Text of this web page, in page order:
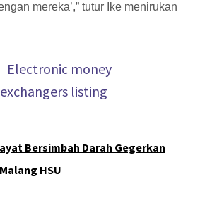
mereka’,” tutur Ike menirukan
Bersimbah Darah Gegerkan
HSU